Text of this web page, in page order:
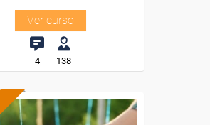
Ver curso
4 138